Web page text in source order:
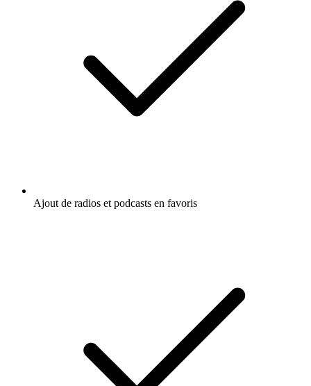
Ajout de radios et podcasts en favoris